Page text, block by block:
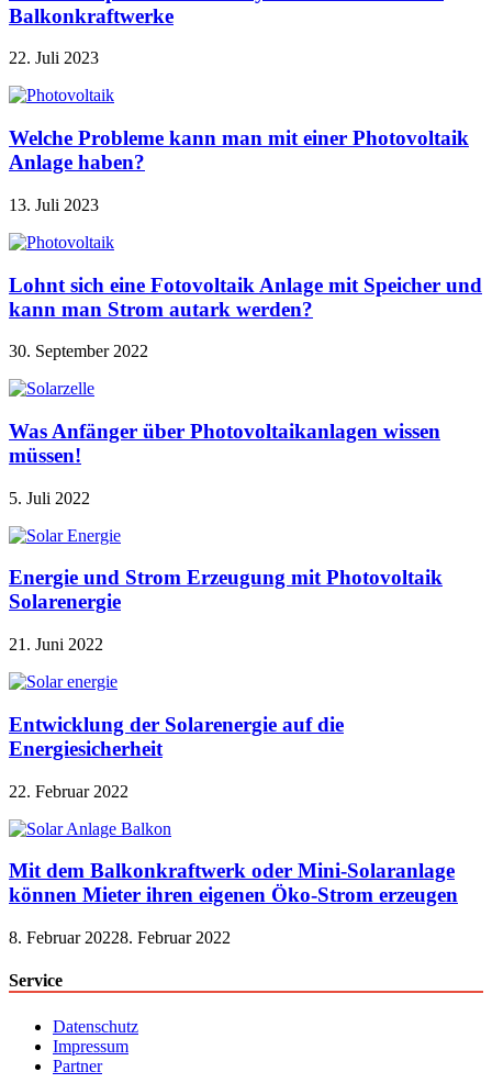
Balkonkraftwerke
22. Juli 2023
Welche Probleme kann man mit einer Photovoltaik
Anlage haben?
13. Juli 2023
Lohnt sich eine Fotovoltaik Anlage mit Speicher und
kann man Strom autark werden?
30. September 2022
Was Anfänger über Photovoltaikanlagen wissen
müssen!
5. Juli 2022
Energie und Strom Erzeugung mit Photovoltaik
Solarenergie
21. Juni 2022
Entwicklung der Solarenergie auf die
Energiesicherheit
22. Februar 2022
Mit dem Balkonkraftwerk oder Mini-Solaranlage
können Mieter ihren eigenen Öko-Strom erzeugen
8. Februar 20228. Februar 2022
Service
Datenschutz
Impressum
Partner